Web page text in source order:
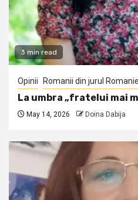
3 min read
Opinii Romanii din jurul
La umbra „fratelui mai
May 14, 2026 Doina Dabija